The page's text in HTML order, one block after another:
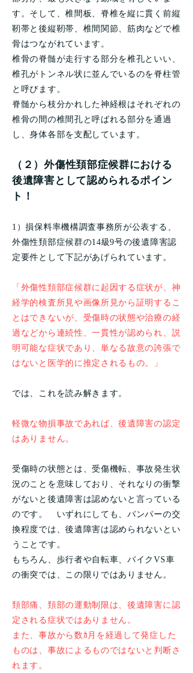
す。そして、椎間板、脊椎を縦に貫く前縦
靭帯と後縦靭帯、椎間関節、筋肉などで椎
骨はつながれています。
椎骨の脊髄が走行する部分を椎孔といい、
椎孔がトンネル状に並んでいるのを脊柱管
と呼びます。
脊髄から枝分かれした神経根はそれぞれの
椎骨の間の椎間孔と呼ばれる部分を通過
し、身体各部を支配しています。
（２）外傷性頚部症候群における
後遺障害として認められるポイン
ト！
1）損保料率機構調査事務所が公表する、
外傷性頚部症候群の14級9号の後遺障害認
定要件として下記があげられています。
「外傷性頚部症候群に起因する症状が、神
経学的検査所見や画像所見から証明するこ
とはできないが、受傷時の状態や治療の経
過などから連続性、一貫性が認められ、説
明可能な症状であり、単なる故意の誇張で
はないと医学的に推定されるもの。」
では、これを読み解きます。
軽微な物損事故であれば、後遺障害の認定
はありません。
受傷時の状態とは、受傷機転、事故発生状
況のことを意味しており、それなりの衝撃
がないと後遺障害は認めないと言っている
のです。 いずれにしても、バンパーの交
換程度では、後遺障害は認められないとい
うことです。
もちろん、歩行者や自転車、バイクVS車
の衝突では、この限りではありません。
頚部痛、頚部の運動制限は、後遺障害に認
定される症状ではありません。
また、事故から数ｶ月を経過して発症した
ものは、事故によるものではないと判断さ
れます。